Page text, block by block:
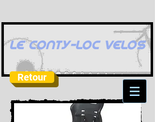
LE CONTY-LOC VELOS
Retour